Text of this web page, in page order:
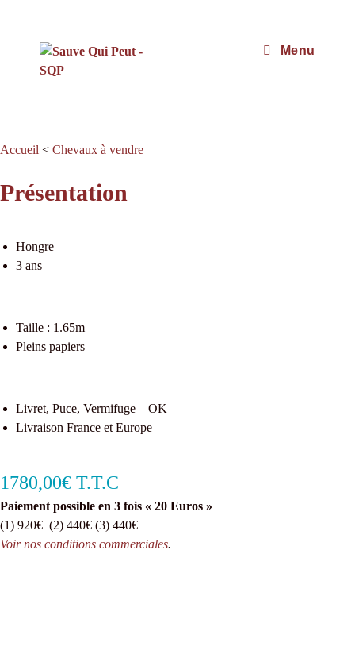
Menu
Accueil < Chevaux à vendre
Présentation
Hongre
3 ans
Taille : 1.65m
Pleins papiers
Livret, Puce, Vermifuge – OK
Livraison France et Europe
1780,00€ T.T.C
Paiement possible en 3 fois « 20 Euros »
(1) 920€ (2) 440€ (3) 440€
Voir nos conditions commerciales.